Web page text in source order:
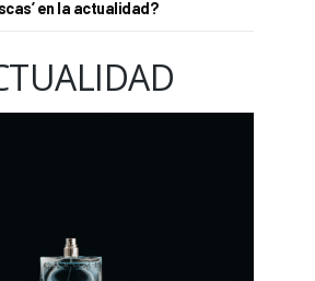
en la actualidad?